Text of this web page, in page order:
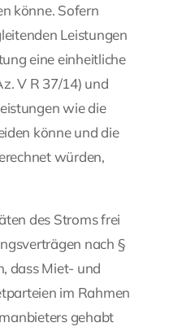
könne. Sofern
Leistungen
eine einheitliche
V R 37/14) und
wie die
könne und die
würden,
des Stroms frei
nach §
dass Miet- und
im Rahmen
gehabt